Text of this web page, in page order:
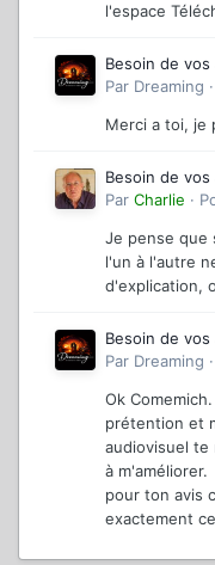
l'espace
Besoin de vos
Par Dreaming ·
Merci a toi, je
Besoin de vos
Par Charlie ·
Je pense que
l'un à l'autre
d'explication,
Besoin de vos
Par Dreaming ·
Ok
prétention et
audiovisuel te
à
pour ton avis
exactement